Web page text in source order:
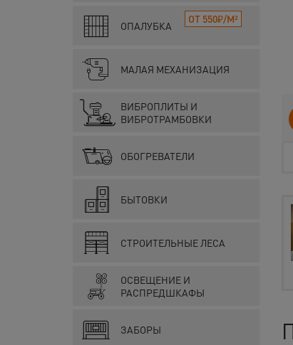
ОПАЛУБКА
ОТ 550₽/М²
МАЛАЯ МЕХАНИЗАЦИЯ
ВИБРОПЛИТЫ И
ВИБРОТРАМБОВКИ
ОБОГРЕВАТЕЛИ
БЫТОВКИ
СТРОИТЕЛЬНЫЕ ЛЕСА
ОСВЕЩЕНИЕ И
РАСПРЕДШКАФЫ
ЗАБОРЫ